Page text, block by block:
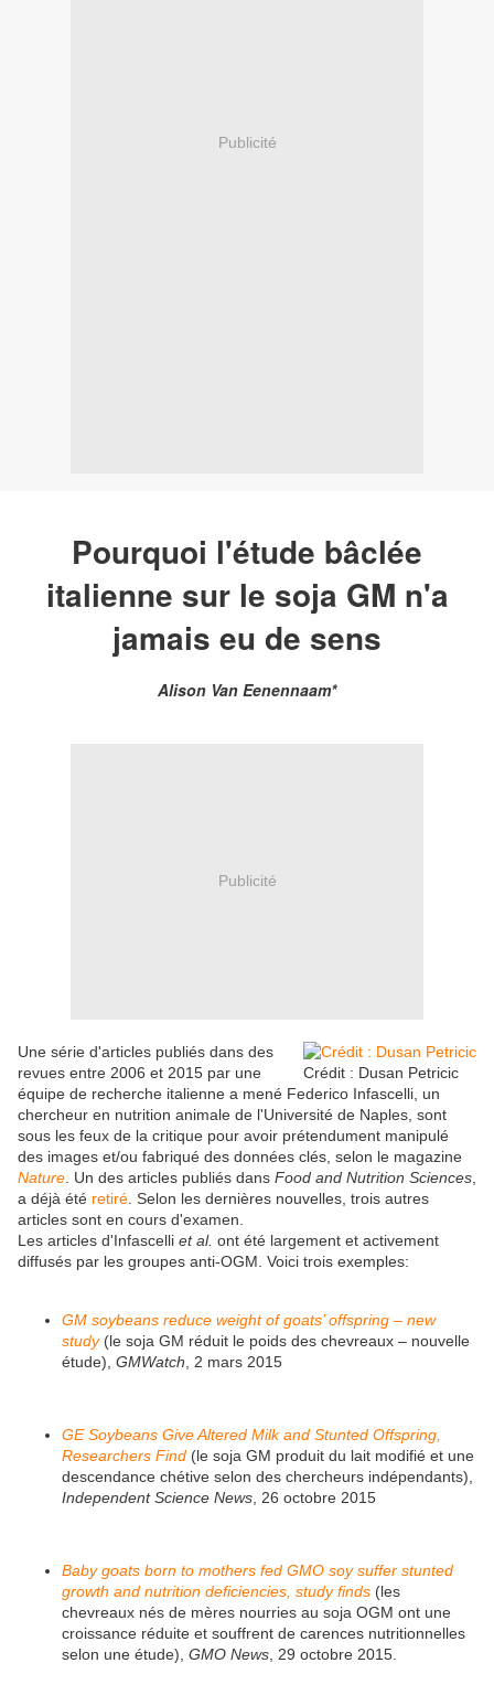
Publicité
Pourquoi l'étude bâclée
italienne sur le soja GM n'a
jamais eu de sens
Alison Van Eenennaam*
Publicité
Crédit : Dusan Petricic
Une série d'articles publiés dans des
revues entre 2006 et 2015 par une
équipe de recherche italienne a mené Federico Infascelli, un
chercheur en nutrition animale de l'Université de Naples, sont
sous les feux de la critique pour avoir prétendument manipulé
des images et/ou fabriqué des données clés, selon le magazine
Nature . Un des articles publiés dans Food and Nutrition Sciences
a déjà été retiré . Selon les dernières nouvelles, trois autres
articles sont en cours d'examen.
Les articles d'Infascelli et al. ont été largement et activement
diffusés par les groupes anti-OGM. Voici trois exemples:
GM soybeans reduce weight of goats’ offspring – new
study(le soja GM réduit le poids des chevreaux – nouvelle
étude), GMWatch , 2 mars 2015
GE Soybeans Give Altered Milk and Stunted Offspring,
Researchers Find (le soja GM produit du lait modifié et une
descendance chétive selon des chercheurs indépendants),
Independent Science News , 26 octobre 2015
Baby goats born to mothers fed GMO soy suffer stunted
growth and nutrition deficiencies, study finds (les
chevreaux nés de mères nourries au soja OGM ont une
croissance réduite et souffrent de carences nutritionnelles
selon une étude), GMO News , 29 octobre 2015.